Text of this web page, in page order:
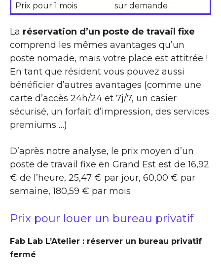
Prix pour 1 mois
sur demande
La réservation d’un poste de travail fixe
comprend les mêmes avantages qu’un
poste nomade, mais votre place est attitrée !
En tant que résident vous pouvez aussi
bénéficier d’autres avantages (comme une
carte d’accès 24h/24 et 7j/7, un casier
sécurisé, un forfait d’impression, des services
premiums …)
D’après notre analyse, le prix moyen d’un
poste de travail fixe en Grand Est est de 16,92
€ de l’heure, 25,47 € par jour, 60,00 € par
semaine, 180,59 € par mois
Prix pour louer un bureau privatif
Fab Lab L’Atelier : réserver un bureau privatif
fermé